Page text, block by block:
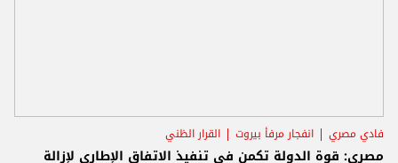
فادي مصري انفجار مرفأ بيروت القرار الظني
مصري: قوة الدولة تكمن في تنفيذ الاتفاق الإطاري لإزالة